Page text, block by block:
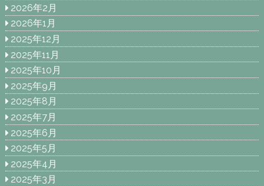
2026年2月
2026年1月
2025年12月
2025年11月
2025年10月
2025年9月
2025年8月
2025年7月
2025年6月
2025年5月
2025年4月
2025年3月